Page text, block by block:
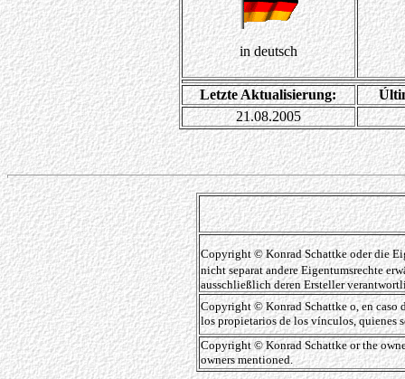
in deutsch
Letzte Aktualisierung:
21.08.2005
Copyright © Konrad Schattke oder die
nicht separat andere Eigentumsrechte
ausschließlich deren Ersteller
Copyright © Konrad Schattke o, en caso
los propietarios de los vínculos, quienes
Copyright © Konrad Schattke or the
owners mentioned.